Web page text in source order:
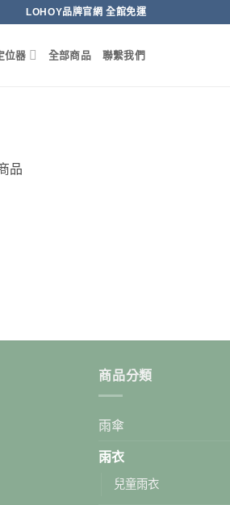
LOHOY品牌官網 全館免運
位器 全部商品 聯繫我們
品
商品分類
雨傘
雨衣
兒童雨衣